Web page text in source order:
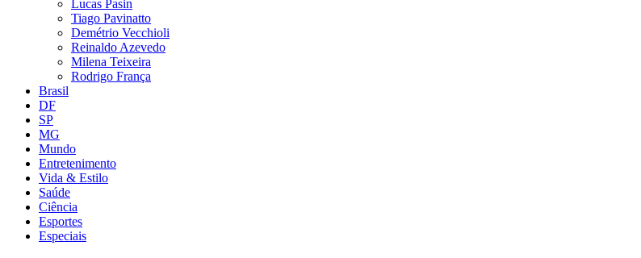
Lucas Pasin
Tiago Pavinatto
Demétrio Vecchioli
Reinaldo Azevedo
Milena Teixeira
Rodrigo França
Brasil
DF
SP
MG
Mundo
Entretenimento
Vida & Estilo
Saúde
Ciência
Esportes
Especiais